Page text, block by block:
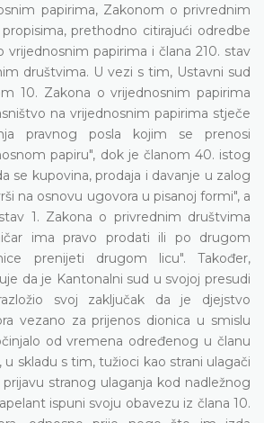
papirima, Zakonom o privrednim
prethodno citirajući odredbe
vrijednosnim papirima i člana 210. stav
društvima. U vezi s tim, Ustavni sud
10. Zakona o vrijednosnim papirima
na vrijednosnim papirima stječe
pravnog posla kojim se prenosi
papiru", dok je članom 40. istog
se kupovina, prodaja i davanje u zalog
na osnovu ugovora u pisanoj formi", a
1. Zakona o privrednim društvima
ima pravo prodati ili po drugom
prenijeti drugom licu". Također,
da je Kantonalni sud u svojoj presudi
svoj zaključak da je djejstvo
vezano za prijenos dionica u smislu
od vremena određenog u članu
u skladu s tim, tužioci kao strani ulagači
stranog ulaganja kod nadležnog
ispuni svoju obavezu iz člana 10.